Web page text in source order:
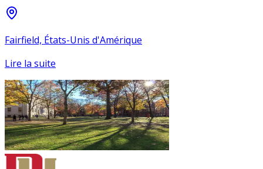
Fairfield, États-Unis d'Amérique
Lire la suite